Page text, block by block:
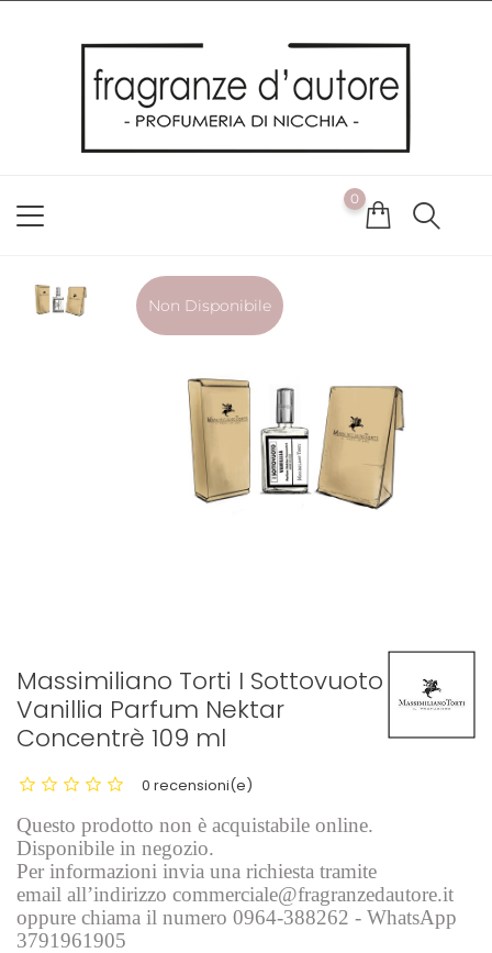
Utilizziamo i cookie per offrirti la migliore esperienza possibile
sul nostro sito web. Cliccando su OK, acconsenti alla nostra
politica sui cookie. Se desideri modificare le tue preferenze sui
cookie, puoi farlo
0
Non Disponibile
Massimiliano Torti I Sottovuoto
Vanillia Parfum Nektar
Concentrè 109 ml
0 recensioni(e)
Questo prodotto non è acquistabile online.
Disponibile in negozio.
Per informazioni invia una richiesta tramite
email all’indirizzo commerciale@fragranzedautore.it
oppure chiama il numero 0964-388262 - WhatsApp
3791961905